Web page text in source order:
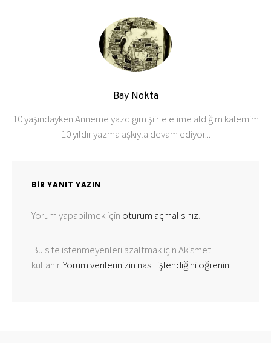
Bay Nokta
10 yaşındayken Anneme yazdıgım şiirle elime aldığım kalemim
10 yıldır yazma aşkıyla devam ediyor...
BIR YANIT YAZIN
Yorum yapabilmek için oturum açmalısınız.
Bu site istenmeyenleri azaltmak için Akismet
kullanır.Yorum verilerinizin nasıl işlendiğini öğrenin.